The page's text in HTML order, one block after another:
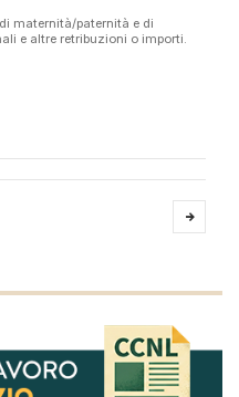
maternità/paternità e di
e altre retribuzioni o importi.